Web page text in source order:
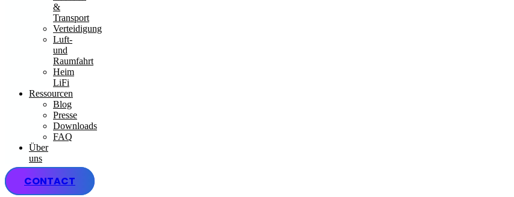
&
Transport
Verteidigung
Luft-
und
Raumfahrt
Heim
LiFi
Ressourcen
Blog
Presse
Downloads
FAQ
Über
uns
CONTACT